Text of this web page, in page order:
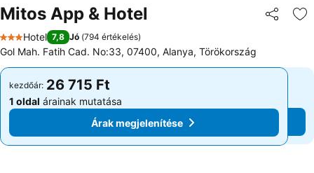
Mitos App & Hotel
3 Kategória
Hotel 7,8 Jó (794 értékelés)
Gol Mah. Fatih Cad. No:33, 07400, Alanya, Törökország
kezdőár: 26 715 Ft
1 oldal árainak mutatása
Árak megjelenítése
kezdőár: 26 715 Ft
1 oldal árainak mutatása
Árak megjelenítése